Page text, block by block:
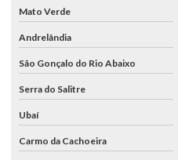
Mato Verde
Andrelândia
São Gonçalo do Rio Abaixo
Serra do Salitre
Ubaí
Carmo da Cachoeira